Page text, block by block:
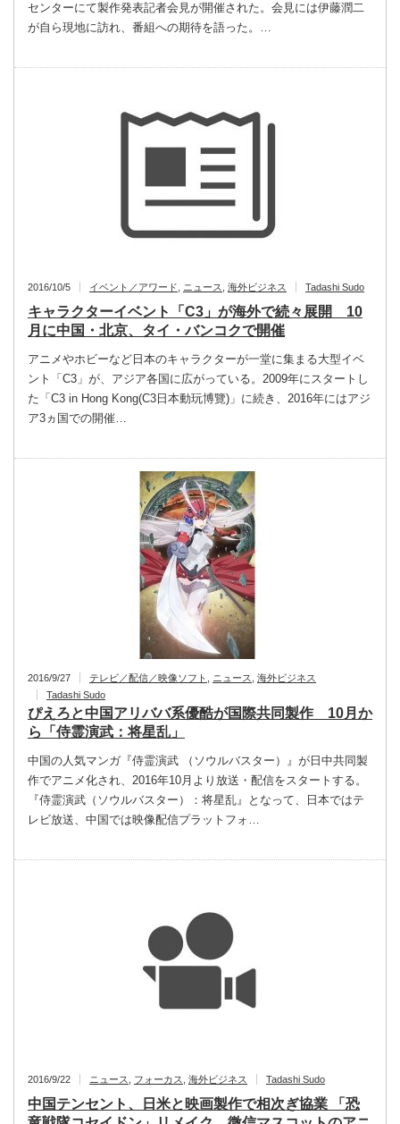
センターにて製作発表記者会見が開催された。会見には伊藤潤二
が自ら現地に訪れ、番組への期待を語った。…
2016/10/5 イベント／アワード ニュース 海外ビジネス Tadashi Sudo
キャラクターイベント「C3」が海外で続々展開 10
月に中国・北京、タイ・バンコクで開催
アニメやホビーなど日本のキャラクターが一堂に集まる大型イベ
ント「C3」が、アジア各国に広がっている。2009年にスタートし
た「C3 in Hong Kong(C3日本動玩博覽)」に続き、2016年にはアジ
ア3ヵ国での開催…
2016/9/27 テレビ／配信／映像ソフト ニュース
海外ビジネス
Tadashi Sudo
ぴえろと中国アリババ系優酷が国際共同製作 10月か
ら「侍霊演武：将星乱」
中国の人気マンガ『侍霊演武 （ソウルバスター）』が日中共同製
作でアニメ化され、2016年10月より放送・配信をスタートする。
『侍霊演武（ソウルバスター）：将星乱』となって、日本ではテ
レビ放送、中国では映像配信プラットフォ…
2016/9/22 ニュース フォーカス 海外ビジネス Tadashi Sudo
中国テンセント、日米と映画製作で相次ぎ協業 「恐